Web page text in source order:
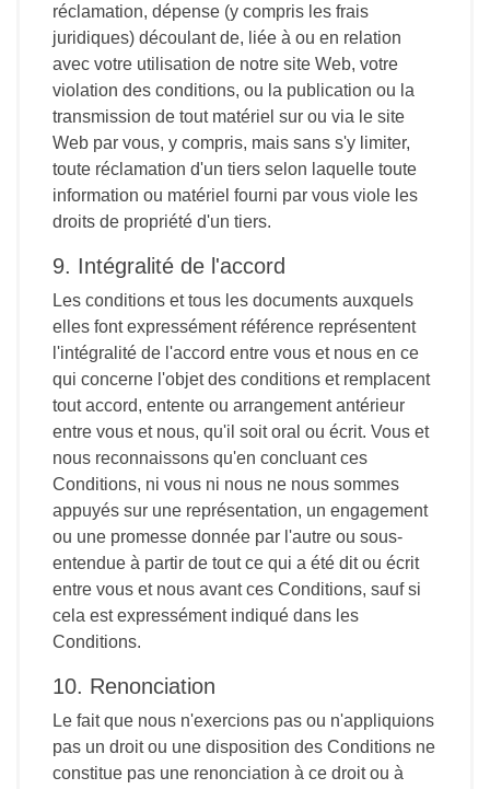
réclamation, dépense (y compris les frais
juridiques) découlant de, liée à ou en relation
avec votre utilisation de notre site Web, votre
violation des conditions, ou la publication ou la
transmission de tout matériel sur ou via le site
Web par vous, y compris, mais sans s'y limiter,
toute réclamation d'un tiers selon laquelle toute
information ou matériel fourni par vous viole les
droits de propriété d'un tiers.
9. Intégralité de l'accord
Les conditions et tous les documents auxquels
elles font expressément référence représentent
l'intégralité de l'accord entre vous et nous en ce
qui concerne l'objet des conditions et remplacent
tout accord, entente ou arrangement antérieur
entre vous et nous, qu'il soit oral ou écrit. Vous et
nous reconnaissons qu'en concluant ces
Conditions, ni vous ni nous ne nous sommes
appuyés sur une représentation, un engagement
ou une promesse donnée par l'autre ou sous-
entendue à partir de tout ce qui a été dit ou écrit
entre vous et nous avant ces Conditions, sauf si
cela est expressément indiqué dans les
Conditions.
10. Renonciation
Le fait que nous n'exercions pas ou n'appliquions
pas un droit ou une disposition des Conditions ne
constitue pas une renonciation à ce droit ou à